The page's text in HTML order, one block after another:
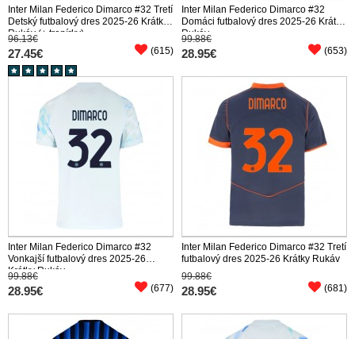
Inter Milan Federico Dimarco #32 Tretí
Detský futbalový dres 2025-26 Krátky
Rukáv (+ trenírky)
96.13€
27.45€ (615)
Inter Milan Federico Dimarco #32
Domáci futbalový dres 2025-26 Krátky
Rukáv
99.88€
28.95€ (653)
Inter Milan Federico Dimarco #32
Vonkajší futbalový dres 2025-26
Krátky Rukáv
99.88€
28.95€ (677)
Inter Milan Federico Dimarco #32 Tretí
futbalový dres 2025-26 Krátky Rukáv
99.88€
28.95€ (681)